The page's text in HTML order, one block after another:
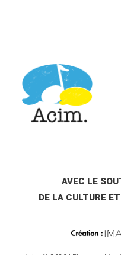
AVEC LE
DE LA CULTURE